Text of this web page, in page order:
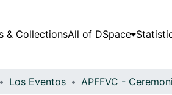
& CollectionsAll of DSpace
Los Eventos